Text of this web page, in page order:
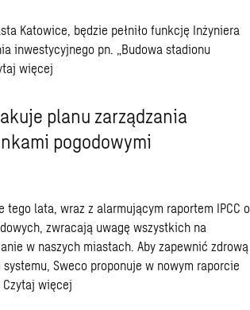
Katowice, będzie pełniło funkcję Inżyniera
inwestycyjnego pn. „Budowa stadionu
więcej
planu zarządzania
pogodowymi
tego lata, wraz z alarmującym raportem IPCC o
zwracają uwagę wszystkich na
w naszych miastach. Aby zapewnić zdrową
Sweco proponuje w nowym raporcie
Czytaj więcej